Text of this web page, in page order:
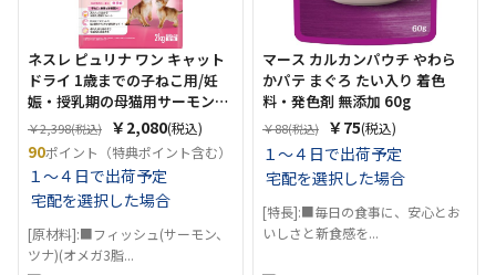
ネスレ ピュリナ ワン キャット
ドライ 1歳までの子ねこ用/妊
娠・授乳期の母猫用サーモン&
ツナ 2kg
￥2,398(税込) ￥2,080(税込)
90ポイント（特典ポイント含む）
１～４日で出荷予定
宅配を選択した場合
[原材料]:■フィッシュ(サーモン、
ツナ)(オメガ3脂...
マース カルカンパウチ やわら
かパテ まぐろ たい入り 着色
料・発色剤 無添加 60g
￥88(税込) ￥75(税込)
１～４日で出荷予定
宅配を選択した場合
[特長]:■毎日の食事に、安心とお
いしさと新食感を...